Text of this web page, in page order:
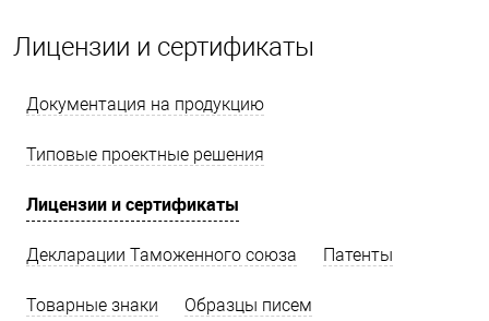
Лицензии и сертификаты
Документация на продукцию
Типовые проектные решения
Лицензии и сертификаты
Декларации Таможенного союза Патенты
Товарные знаки Образцы писем